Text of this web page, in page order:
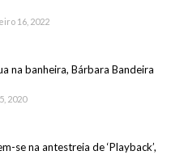
16, 2022
na banheira, Bárbara Bandeira
2020
se na antestreia de ‘Playback’,